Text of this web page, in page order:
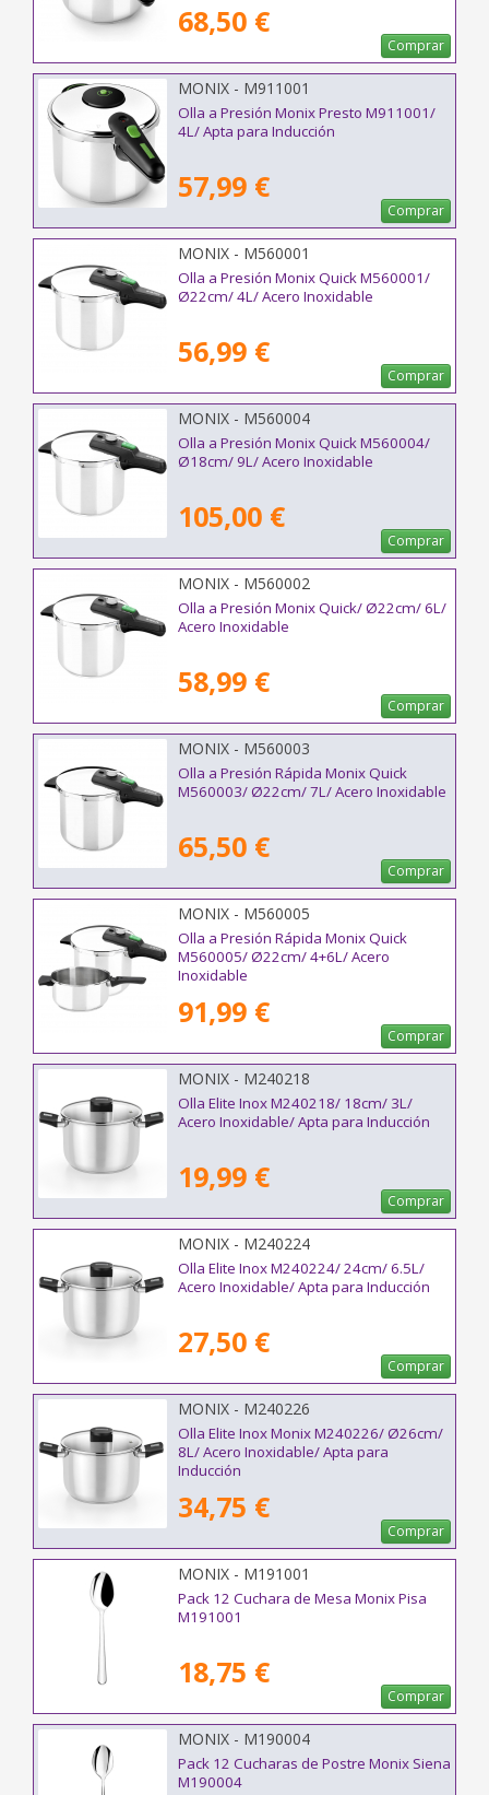
68,50 €
Comprar
MONIX - M911001
Olla a Presión Monix Presto M911001/
4L/ Apta para Inducción
57,99 €
Comprar
MONIX - M560001
Olla a Presión Monix Quick M560001/
Ø22cm/ 4L/ Acero Inoxidable
56,99 €
Comprar
MONIX - M560004
Olla a Presión Monix Quick M560004/
Ø18cm/ 9L/ Acero Inoxidable
105,00 €
Comprar
MONIX - M560002
Olla a Presión Monix Quick/ Ø22cm/ 6L/
Acero Inoxidable
58,99 €
Comprar
MONIX - M560003
Olla a Presión Rápida Monix Quick
M560003/ Ø22cm/ 7L/ Acero Inoxidable
65,50 €
Comprar
MONIX - M560005
Olla a Presión Rápida Monix Quick
M560005/ Ø22cm/ 4+6L/ Acero
Inoxidable
91,99 €
Comprar
MONIX - M240218
Olla Elite Inox M240218/ 18cm/ 3L/
Acero Inoxidable/ Apta para Inducción
19,99 €
Comprar
MONIX - M240224
Olla Elite Inox M240224/ 24cm/ 6.5L/
Acero Inoxidable/ Apta para Inducción
27,50 €
Comprar
MONIX - M240226
Olla Elite Inox Monix M240226/ Ø26cm/
8L/ Acero Inoxidable/ Apta para
Inducción
34,75 €
Comprar
MONIX - M191001
Pack 12 Cuchara de Mesa Monix Pisa
M191001
18,75 €
Comprar
MONIX - M190004
Pack 12 Cucharas de Postre Monix Siena
M190004